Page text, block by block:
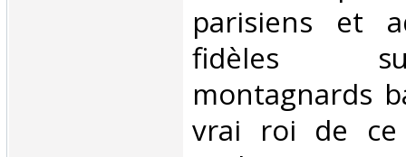
parisiens et
fidèles
montagnards
vrai roi de ce